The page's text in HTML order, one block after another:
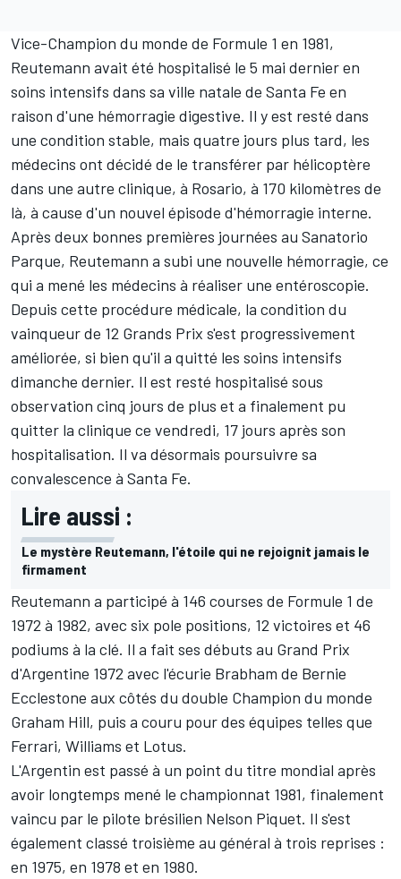
Vice-Champion du monde de Formule 1 en 1981,
Reutemann avait été hospitalisé le 5 mai dernier en
soins intensifs dans sa ville natale de Santa Fe en
raison d'une hémorragie digestive. Il y est resté dans
une condition stable, mais quatre jours plus tard, les
médecins ont décidé de le transférer par hélicoptère
dans une autre clinique, à Rosario, à 170 kilomètres de
là, à cause d'un nouvel épisode d'hémorragie interne.
Après deux bonnes premières journées au Sanatorio
Parque, Reutemann a subi une nouvelle hémorragie, ce
qui a mené les médecins à réaliser une entéroscopie.
Depuis cette procédure médicale, la condition du
vainqueur de 12 Grands Prix s'est progressivement
améliorée, si bien qu'il a quitté les soins intensifs
dimanche dernier. Il est resté hospitalisé sous
observation cinq jours de plus et a finalement pu
quitter la clinique ce vendredi, 17 jours après son
hospitalisation. Il va désormais poursuivre sa
convalescence à Santa Fe.
Lire aussi :
Le mystère Reutemann, l'étoile qui ne rejoignit jamais le
firmament
Reutemann a participé à 146 courses de Formule 1 de
1972 à 1982, avec six pole positions, 12 victoires et 46
podiums à la clé. Il a fait ses débuts au Grand Prix
d'Argentine 1972 avec l'écurie Brabham de Bernie
Ecclestone aux côtés du double Champion du monde
Graham Hill, puis a couru pour des équipes telles que
Ferrari, Williams et Lotus.
L'Argentin est passé à un point du titre mondial après
avoir longtemps mené le championnat 1981, finalement
vaincu par le pilote brésilien Nelson Piquet. Il s'est
également classé troisième au général à trois reprises :
en 1975, en 1978 et en 1980.